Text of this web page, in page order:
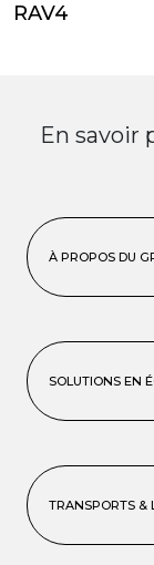
RAV4
En savoir
À PROPOS DU
SOLUTIONS EN
TRANSPORTS &